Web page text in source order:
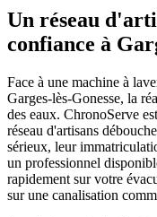
Un réseau
confiance à
Face à une machine à
Garges-lès-Gonesse, la
des eaux. ChronoServe
réseau d'artisans
sérieux, leur
un professionnel
rapidement sur votre
sur une canalisation